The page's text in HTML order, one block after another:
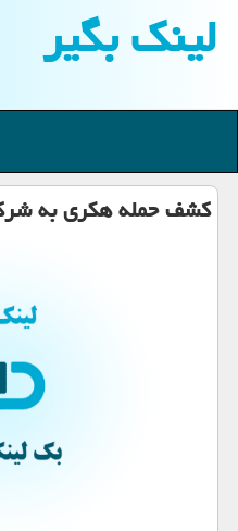
لینك بگیر
كشف حمله هكری به